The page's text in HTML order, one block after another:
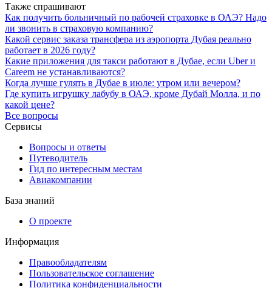
Также спрашивают
Как получить больничный по рабочей страховке в ОАЭ? Надо
ли звонить в страховую компанию?
Какой сервис заказа трансфера из аэропорта Дубая реально
работает в 2026 году?
Какие приложения для такси работают в Дубае, если Uber и
Careem не устанавливаются?
Когда лучше гулять в Дубае в июле: утром или вечером?
Где купить игрушку лабубу в ОАЭ, кроме Дубай Молла, и по
какой цене?
Все вопросы
Сервисы
Вопросы и ответы
Путеводитель
Гид по интересным местам
Авиакомпании
База знаний
О проекте
Информация
Правообладателям
Пользовательское соглашение
Политика конфиденциальности